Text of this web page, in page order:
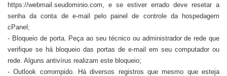
https://webmail.seudominio.com, e se estiver errado deve resetar a
senha da conta de e-mail pelo painel de controle da hospedagem
cPanel;
- Bloqueio de porta. Peça ao seu técnico ou administrador de rede que
verifique se há bloqueio das portas de e-mail em seu computador ou
rede. Alguns antivírus realizam este bloqueio;
- Outlook corrompido. Há diversos registros que mesmo que esteja